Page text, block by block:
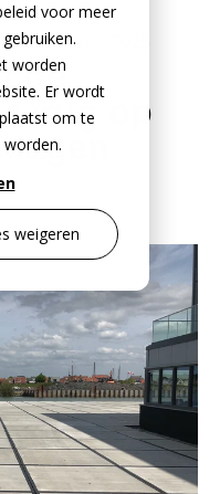
voor meer
worden
Er wordt
om te
weigeren
9 december 2025
de
terug op